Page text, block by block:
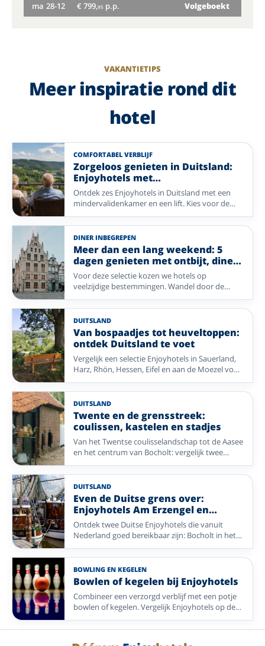
ma 28-12 € 799,95 p.p. Volgeboekt
VAKANTIETIPS
Meer inspiratie rond dit
hotel
COMFORTABEL VERBLIJF
Zorgeloos genieten in Duitsland:
Enjoyhotels met
mindervalidekamers
Ontdek zes Enjoyhotels in Duitsland met een
mindervalidenkamer en een lift. Kies voor de
wijngaarden van de Moezel, de frisse zeelucht
aan de Duitse Waddenkust, de heuvels van het
Sauerland, de gastvrijheid van het Münsterland
of de natuur van de Eifel en geniet zorgeloos van
een ontspannen vakantie.
DINER INBEGREPEN
Meer dan een lang weekend: 5
dagen genieten met ontbijt, diner
en meer
Voor deze selectie kozen we hotels op
veelzijdige bestemmingen. Wandel door de
uitgestrekte natuur van de Ardennen en Ermelo,
geniet van de rust op Vlieland, ontdek de
historische charme van Enkhuizen en Mechelen,
of waai heerlijk uit aan zee in Blankenberge. Ook
het gezellige Bocholt biedt volop mogelijkheden
voor een ontspannen verblijf. Welke
bestemming u ook kiest, u bent verzekerd van
een compleet verzorgd verblijf waarbij comfort,
gastvrijheid en genieten centraal staan.
DUITSLAND
Van bospaadjes tot heuveltoppen:
ontdek Duitsland te voet
Vergelijk een selectie Enjoyhotels in Sauerland,
Harz, Rhön, Hessen, Eifel en aan de Moezel voor
een wandelvakantie door gevarieerde natuur.
DUITSLAND
Twente en de grensstreek:
coulissen, kastelen en stadjes
Van het Twentse coulisselandschap tot de Aasee
en het centrum van Bocholt: vergelijk twee
Enjoyhotels voor natuur, fietsen en cultuur aan
beide kanten van de grens.
DUITSLAND
Even de Duitse grens over:
Enjoyhotels Am Erzengel en
Greetsiel
Ontdek twee Duitse Enjoyhotels die vanuit
Nederland goed bereikbaar zijn: Bocholt in het
Münsterland en Greetsiel aan de Duitse
Waddenkust.
BOWLING EN KEGELEN
Bowlen of kegelen bij Enjoyhotels
Combineer een verzorgd verblijf met een potje
bowlen of kegelen. Vergelijk Enjoyhotels op de
Veluwe, in de Betuwe en in Duitsland met deze
gezellige activiteit.